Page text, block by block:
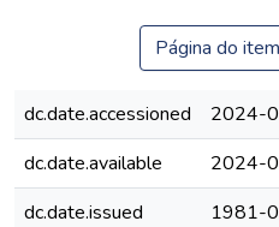
Página do
dc.date.accessioned
2024-
dc.date.available
2024-
dc.date.issued
1981-